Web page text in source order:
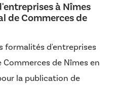
à Nîmes
de Commerces de
formalités d'entreprises
de Nîmes en
la publication de